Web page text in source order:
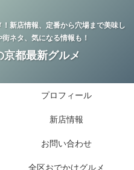
新店情報、定番から穴場まで美味し
ネタ、気になる情報も！
京都最新グルメ
プロフィール
新店情報
お問い合わせ
全区おでかけグルメ